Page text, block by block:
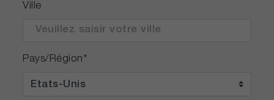
Ville
Pays/Région*